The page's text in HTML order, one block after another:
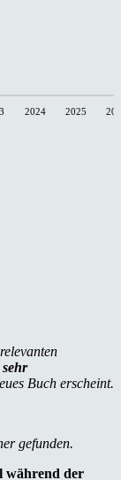
2024 2025
sehr
Buch erscheint.
gefunden.
während der